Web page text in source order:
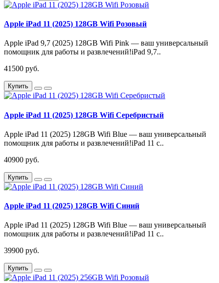
Apple iPad 11 (2025) 128GB Wifi Розовый
Apple iPad 9,7 (2025) 128GB Wifi Pink — ваш универсальный
помощник для работы и развлечений!iPad 9,7..
41500 руб.
Купить
Apple iPad 11 (2025) 128GB Wifi Серебристый
Apple iPad 11 (2025) 128GB Wifi Blue — ваш универсальный
помощник для работы и развлечений!iPad 11 с..
40900 руб.
Купить
Apple iPad 11 (2025) 128GB Wifi Синий
Apple iPad 11 (2025) 128GB Wifi Blue — ваш универсальный
помощник для работы и развлечений!iPad 11 с..
39900 руб.
Купить